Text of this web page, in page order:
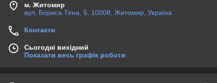
м. Житомир
вул. Бориса Тена, 5, 10008, Житомир, Україна
Контакти
Сьогодні вихідний
Показати весь графік роботи